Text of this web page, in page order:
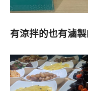
有涼拌的也有滷